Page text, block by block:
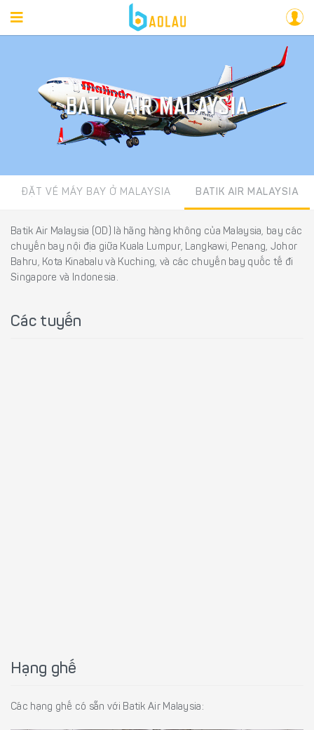
BATIK AIR MALAYSIA
ĐẶT VÉ MÁY BAY Ở MALAYSIA BATIK AIR MALAYSIA
Batik Air Malaysia (OD) là hãng hàng không của Malaysia, bay các
chuyến bay nội địa giữa Kuala Lumpur, Langkawi, Penang, Johor
Bahru, Kota Kinabalu và Kuching, và các chuyến bay quốc tế đi
Singapore và Indonesia.
Các tuyến
Hạng ghế
Các hạng ghế có sẵn với Batik Air Malaysia: